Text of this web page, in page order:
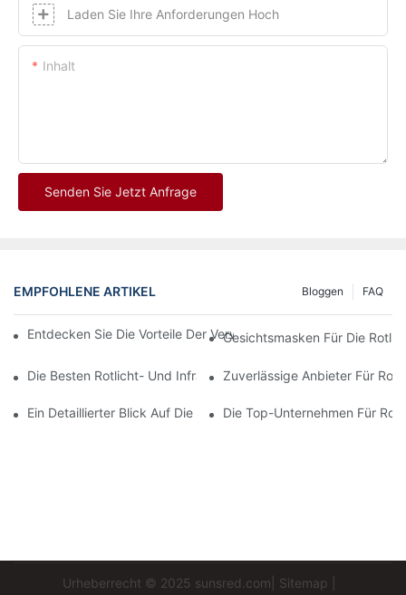
Laden Sie Ihre Anforderungen Hoch
Inhalt
Senden Sie Jetzt Anfrage
EMPFOHLENE ARTIKEL FAQ
Bloggen
Entdecken Sie Die Vorteile Der Verwendung Einer
Gesichtsmasken Für Die
Die Besten Rotlicht- Und Infrarottherapiegeräte Für Eine
Zuverlässige Anbieter Für
Ein Detaillierter Blick Auf Die Vorteile Der LED-Die Top-Unternehmen Für
Urheberrecht © 2025 sunsred.com Sitemap